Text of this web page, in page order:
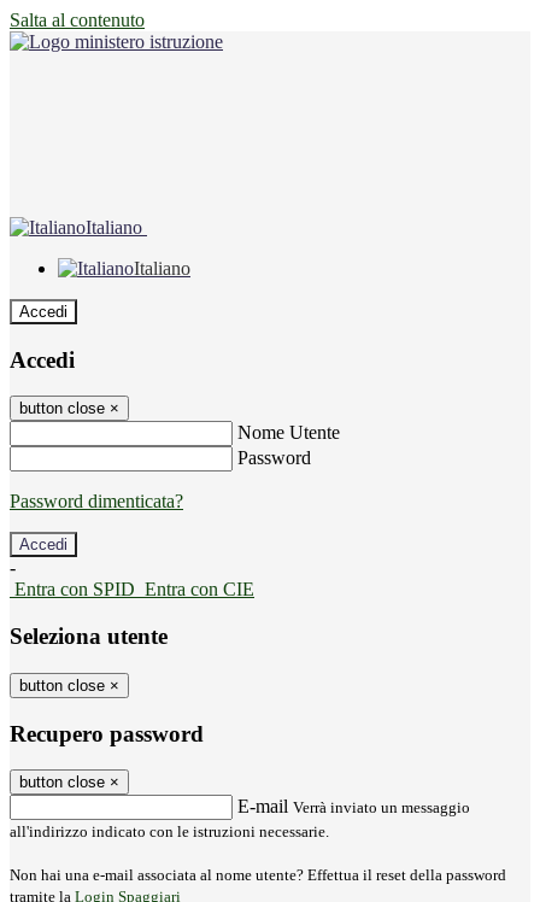
Salta al contenuto
Italiano
Italiano
Accedi
Accedi
button close ×
Nome Utente
Password
Password dimenticata?
-
Entra con SPID Entra con CIE
Seleziona utente
button close ×
Recupero password
button close ×
E-mail Verrà inviato un messaggio
all'indirizzo indicato con le istruzioni necessarie.
Non hai una e-mail associata al nome utente? Effettua il reset della password
tramite la Login Spaggiari